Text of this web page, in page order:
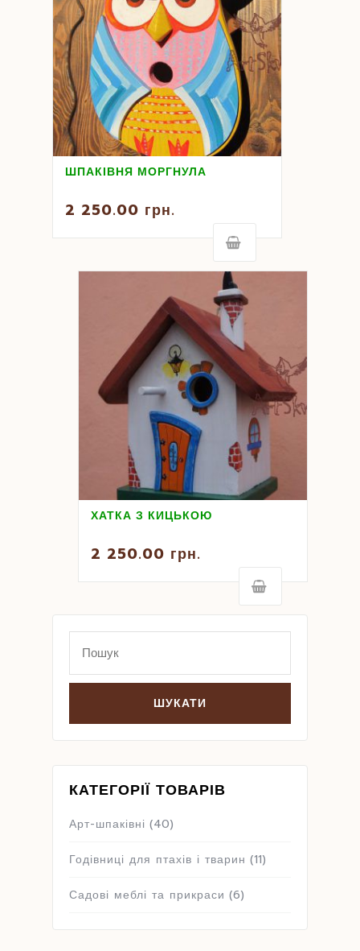
ШПАКІВНЯ МОРГНУЛА
2 250.00 грн.
ХАТКА З КИЦЬКОЮ
2 250.00 грн.
for:
КАТЕГОРІЇ ТОВАРІВ
Арт-шпаківні (40)
Годівниці для птахів і тварин (11)
Садові меблі та прикраси (6)